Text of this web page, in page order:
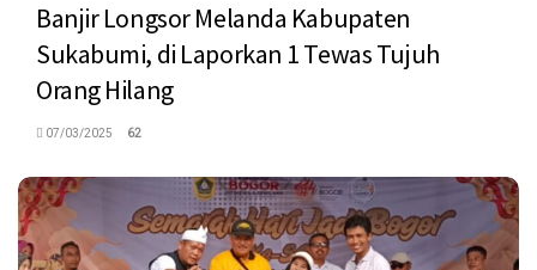
Banjir Longsor Melanda Kabupaten
Sukabumi, di Laporkan 1 Tewas Tujuh
Orang Hilang
07/03/2025 62